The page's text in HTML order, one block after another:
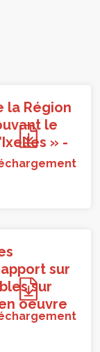
la Région
le
» -
sur
sur
oeuvre